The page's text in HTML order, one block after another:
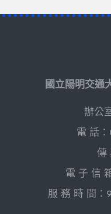
國立陽明交通
辦公
電 話
傳
電 子 信
服 務 時 間：